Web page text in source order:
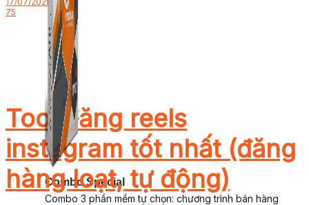
Combo Special
Combo 3 phần mềm tự chọn: chương trình bán hàng
75
Tool đăng reels
instagram tốt nhất (đăng
hàng loạt, tự động)